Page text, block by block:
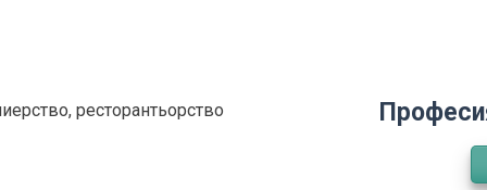
ресторантьорство